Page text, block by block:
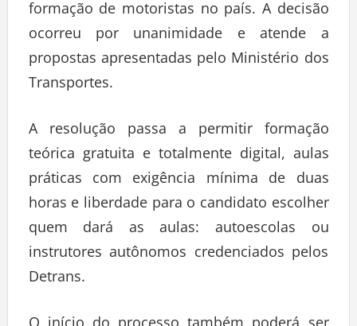
formação de motoristas no país. A decisão
ocorreu por unanimidade e atende a
propostas apresentadas pelo Ministério dos
Transportes.
A resolução passa a permitir formação
teórica gratuita e totalmente digital, aulas
práticas com exigência mínima de duas
horas e liberdade para o candidato escolher
quem dará as aulas: autoescolas ou
instrutores autônomos credenciados pelos
Detrans.